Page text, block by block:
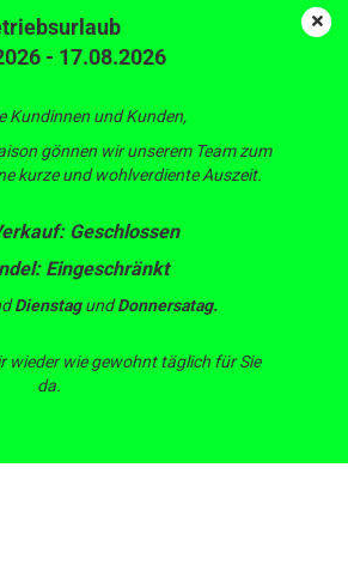
- 17.08.2026
Kundinnen und Kunden,
gönnen wir unserem Team zum
kurze und wohlverdiente Auszeit.
Geschlossen
Eingeschränkt
DienstagundDonnersatag.
wieder wie gewohnt täglich für Sie
da.